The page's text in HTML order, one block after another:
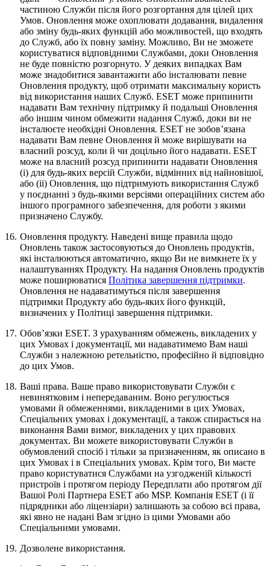
частиною Служби після його розгортання для цілей цих
Умов. Оновлення може охоплювати додавання, видалення
або зміну будь-яких функцій або можливостей, що входять
до Служб, або їх повну заміну. Можливо, Ви не зможете
користуватися відповідними Службами, доки Оновлення
не буде повністю розгорнуто. У деяких випадках Вам
може знадобитися завантажити або інсталювати певне
Оновлення продукту, щоб отримати максимальну користь
від використання наших Служб. ESET може припинити
надавати Вам технічну підтримку й подальші Оновлення
або іншим чином обмежити надання Служб, доки ви не
інсталюєте необхідні Оновлення. ESET не зобов’язана
надавати Вам певне Оновлення й може вирішувати на
власний розсуд, коли й чи доцільно його надавати. ESET
може на власний розсуд припинити надавати Оновлення
(i) для будь-яких версій Служби, відмінних від найновішої,
або (ii) Оновлення, що підтримують використання Служб
у поєднанні з будь-якими версіями операційних систем або
іншого програмного забезпечення, для роботи з якими
призначено Службу.
16. Оновлення продукту. Наведені вище правила щодо
Оновлень також застосовуються до Оновлень продуктів,
які інсталюються автоматично, якщо Ви не вимкнете їх у
налаштуваннях Продукту. На надання Оновлень продуктів
може поширюватися Політика завершення підтримки.
Оновлення не надаватимуться після завершення
підтримки Продукту або будь-яких його функцій,
визначених у Політиці завершення підтримки.
17. Обов’язки ESET. З урахуванням обмежень, викладених у
цих Умовах і документації, ми надаватимемо Вам наші
Служби з належною ретельністю, професійно й відповідно
до цих Умов.
18. Ваші права. Ваше право використовувати Служби є
невинятковим і непередаваним. Воно регулюється
умовами й обмеженнями, викладеними в цих Умовах,
Спеціальних умовах і документації, а також спирається на
виконання Вами вимог, викладених у цих правових
документах. Ви можете використовувати Служби в
обумовлений спосіб і тільки за призначенням, як описано в
цих Умовах і в Спеціальних умовах. Крім того, Ви маєте
право користуватися Службами на узгодженій кількості
пристроїв і протягом періоду Передплати або протягом дії
Вашої Ролі Партнера ESET або MSP. Компанія ESET (і її
підрядники або ліцензіари) залишають за собою всі права,
які явно не надані Вам згідно із цими Умовами або
Спеціальними умовами.
19. Дозволене використання.